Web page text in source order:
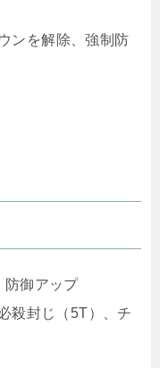
ンを解除、強制防
防御アップ
殺封じ（5T）、チ